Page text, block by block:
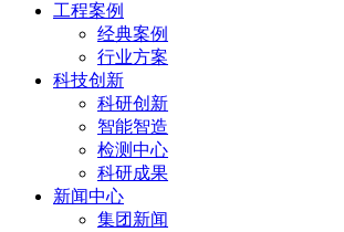
工程案例
经典案例
行业方案
科技创新
科研创新
智能智造
检测中心
科研成果
新闻中心
集团新闻